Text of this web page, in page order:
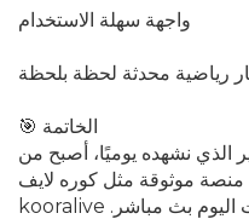
واجهة سهلة الاستخدام
رياضية محدثة لحظة بلحظة
🎯 الخاتمة
الذي نشهده يوميًا، أصبح من
kooralive لتكون دليلك اليومي لمتابعة مباريات اليوم بث مباشر.